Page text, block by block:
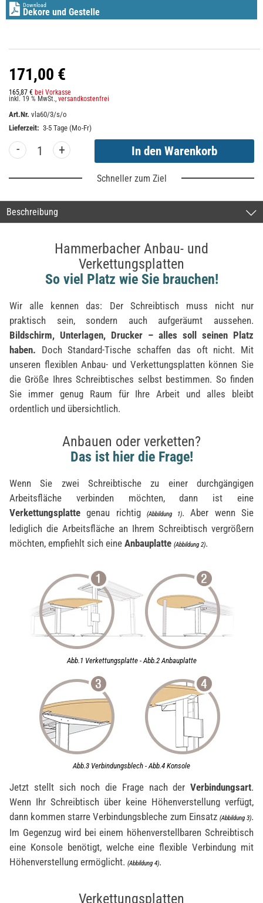
Download
Dekore und Gestelle
171,00 €
165,87 € bei Vorkasse
inkl. 19 % MwSt., versandkostenfrei
Art.Nr. vla60/3/s/o
Lieferzeit: 3-5 Tage (Mo-Fr)
- +
Schneller zum Ziel
Beschreibung
Hammerbacher Anbau- und
Verkettungsplatten
So viel Platz wie Sie brauchen!
Wir alle kennen das: Der Schreibtisch muss nicht nur
praktisch sein, sondern auch aufgeräumt aussehen.
Bildschirm, Unterlagen, Drucker – alles soll seinen Platz
haben. Doch Standard-Tische schaffen das oft nicht. Mit
unseren flexiblen Anbau- und Verkettungsplatten können Sie
die Größe Ihres Schreibtisches selbst bestimmen. So finden
Sie immer genug Raum für Ihre Arbeit und alles bleibt
ordentlich und übersichtlich.
Anbauen oder verketten?
Das ist hier die Frage!
Wenn Sie zwei Schreibtische zu einer durchgängigen
Arbeitsfläche verbinden möchten, dann ist eine
Verkettungsplatte genau richtig (Abbildung 1). Aber wenn Sie
lediglich die Arbeitsfläche an Ihrem Schreibtisch vergrößern
möchten, empfiehlt sich eine Anbauplatte (Abbildung 2).
Abb.1 Verkettungsplatte - Abb.2 Anbauplatte
Abb.3 Verbindungsblech - Abb.4 Konsole
Jetzt stellt sich noch die Frage nach der Verbindungsart.
Wenn Ihr Schreibtisch über keine Höhenverstellung verfügt,
dann kommen starre Verbindungsbleche zum Einsatz (Abbildung 3).
Im Gegenzug wird bei einem höhenverstellbaren Schreibtisch
eine Konsole benötigt, welche eine flexible Verbindung mit
Höhenverstellung ermöglicht. (Abbildung 4).
Verkettungsplatten